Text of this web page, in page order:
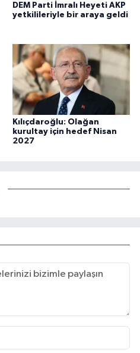
DEM Parti İmralı Heyeti AKP
yetkilileriyle bir araya geldi
Kılıçdaroğlu: Olağan
kurultay için hedef Nisan
2027